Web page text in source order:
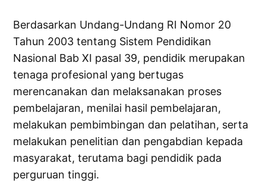
Berdasarkan Undang-Undang RI Nomor 20
Tahun 2003 tentang Sistem Pendidikan
Nasional Bab XI pasal 39, pendidik merupakan
tenaga profesional yang bertugas
merencanakan dan melaksanakan proses
pembelajaran, menilai hasil pembelajaran,
melakukan pembimbingan dan pelatihan, serta
melakukan penelitian dan pengabdian kepada
masyarakat, terutama bagi pendidik pada
perguruan tinggi.